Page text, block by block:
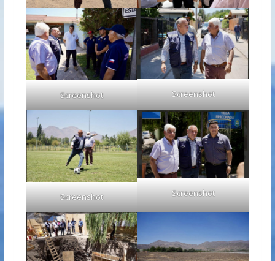
Screenshot Screenshot
Screenshot Screenshot